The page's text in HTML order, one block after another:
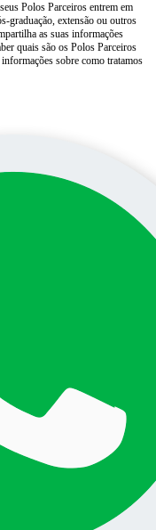
Polos Parceiros entrem em
graduação, extensão ou outros
as suas informações
quais são os Polos Parceiros
informações sobre como tratamos